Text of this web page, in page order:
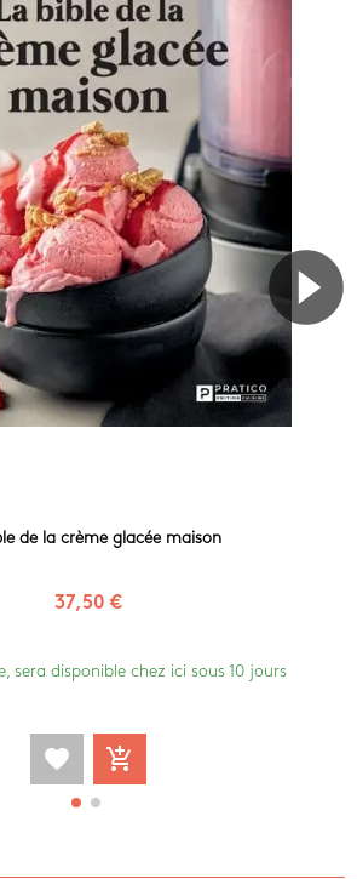
de la crème glacée maison
37,50 €
sera disponible chez ici sous 10 jours
favorite add_shopping_cart